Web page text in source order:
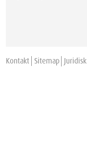
Kontakt Sitemap Juridisk